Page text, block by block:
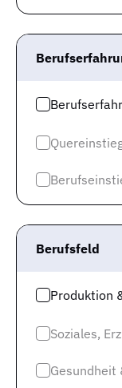
Berufsfeld
Produktion
Soziales,
Gesundheit
Jobtest
Über uns
Gute
Top
Jobs
Jobs Logistik &
Jobs Gesundheit
Jobs IT &
Jobs Produktion &